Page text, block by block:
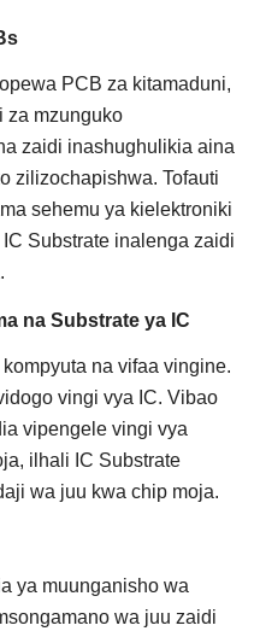
PCB za kitamaduni,
za mzunguko
zaidi inashughulikia aina
zilizochapishwa. Tofauti
sehemu ya kielektroniki
Substrate inalenga zaidi
na Substrate ya IC
na vifaa vingine.
vingi vya IC. Vibao
vipengele vingi vya
ilhali IC Substrate
wa juu kwa chip moja.
ya muunganisho wa
wa juu zaidi